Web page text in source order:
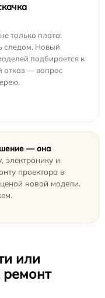
только плата:
следом. Новый
подбирается к
отказ — вопрос
— она
электронику и
проектора в
новой модели.
или